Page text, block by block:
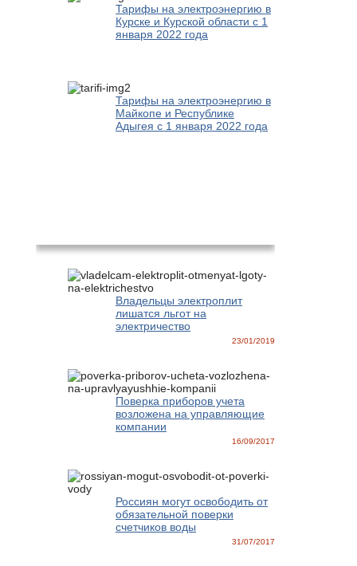
Тарифы на электроэнергию в
Курске и Курской области с 1
января 2022 года
Тарифы на электроэнергию в
Майкопе и Республике
Адыгея с 1 января 2022 года
Владельцы электроплит
лишатся льгот на
электричество
23/01/2019
Поверка приборов учета
возложена на управляющие
компании
16/09/2017
Россиян могут освободить от
обязательной поверки
счетчиков воды
31/07/2017